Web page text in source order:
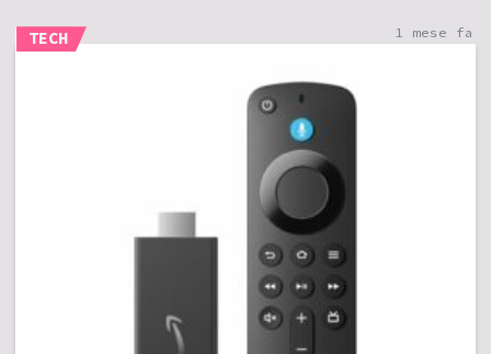
TECH 1 mese fa